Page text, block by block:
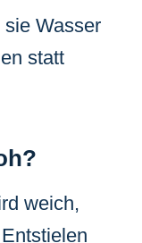
Wasser
statt
weich,